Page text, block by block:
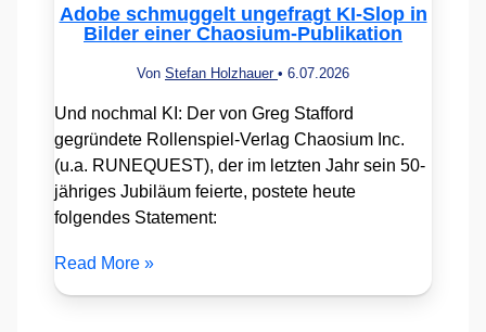
Adobe schmuggelt ungefragt KI-Slop in
Bilder einer Chaosium-Publikation
Von Stefan Holzhauer • 6.07.2026
Und nochmal KI: Der von Greg Stafford
gegründete Rollenspiel-Verlag Chaosium Inc.
(u.a. RUNEQUEST), der im letzten Jahr sein 50-
jähriges Jubiläum feierte, postete heute
folgendes Statement:
Read More »